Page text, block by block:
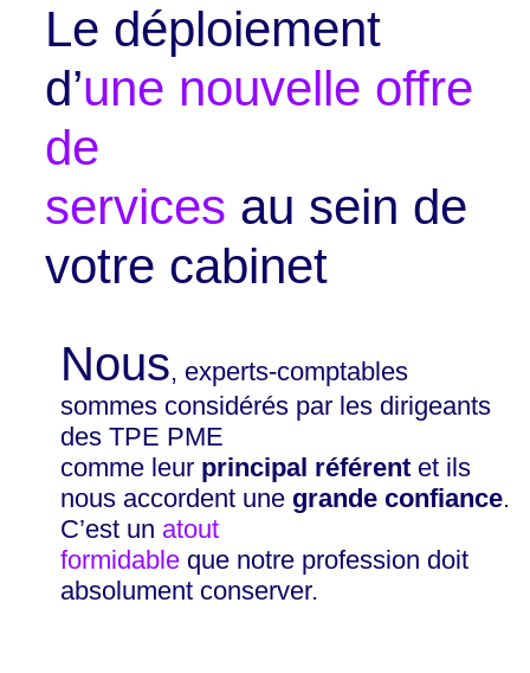
Le déploiement
d’une nouvelle offre
de
services au sein de
votre cabinet
Nous, experts-comptables
sommes considérés par les dirigeants
des TPE PME
comme leur principal référent et ils
nous accordent une grande confiance.
C’est un atout
formidable que notre profession doit
absolument conserver.